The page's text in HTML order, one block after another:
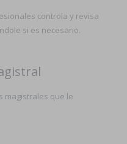
controla y revisa
si es necesario.
magistrales que le